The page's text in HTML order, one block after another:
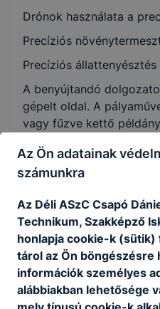
Drónok használata a
Precíziós
Precíziós állattenyésztés
A benyújtandó
gépelt oldal. A
vagy fűzve kettő
A választott téma címe
e-mailben, az iskola
hiánytalan kitöltésével
05.
A kész pályaművek
február 13.
A versenyre érkezett
szakértők végzik. A
Az Ön adatainak
számunkra
Az Déli ASzC Csapó
Technikum, Szakképző
honlapja cookie-k
tárol az Ön böngészésre
információk személyes
alábbiakban lehetősége